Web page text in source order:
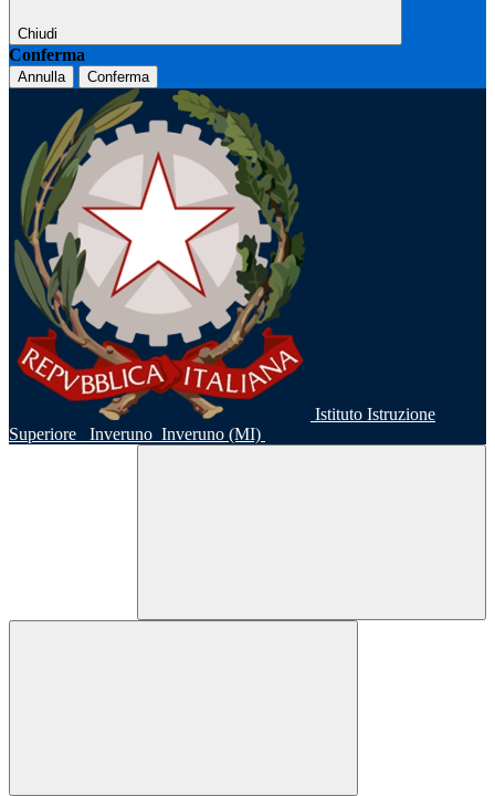
Chiudi
Conferma
Annulla Conferma
Istituto Istruzione
Superiore
Inveruno Inveruno (MI)